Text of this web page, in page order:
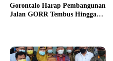
Gorontalo Harap Pembangunan
Jalan GORR Tembus Hingga